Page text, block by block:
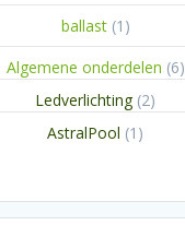
ballast 1 1
product
Algemene onderdelen 66
Ledverlichting 22
AstralPool 1 1